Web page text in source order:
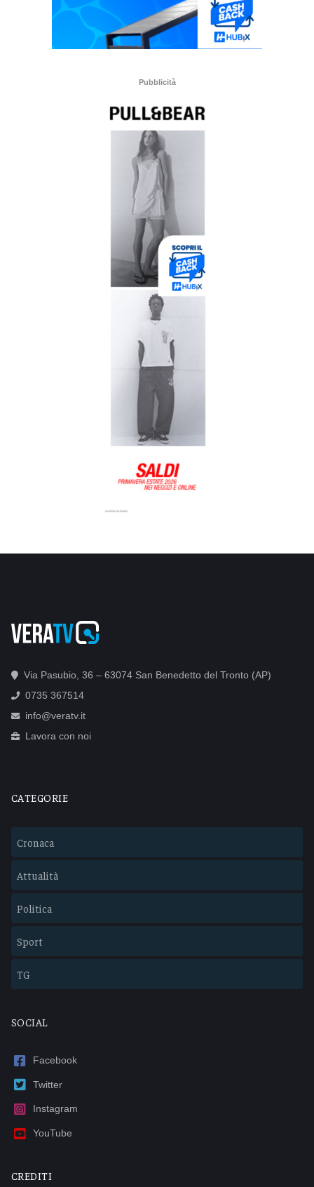
Pubblicità
Via Pasubio, 36 – 63074 San Benedetto del Tronto (AP)
0735 367514
info@veratv.it
Lavora con noi
CATEGORIE
Cronaca
Attualità
Politica
Sport
TG
SOCIAL
Facebook
Twitter
Instagram
YouTube
CREDITI